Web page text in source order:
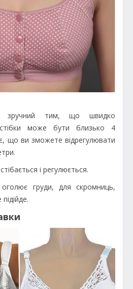
зручний тим, що швидко
може бути близько 4
що ви зможете відрегулювати
і регулюється.
груди, для скромниць,